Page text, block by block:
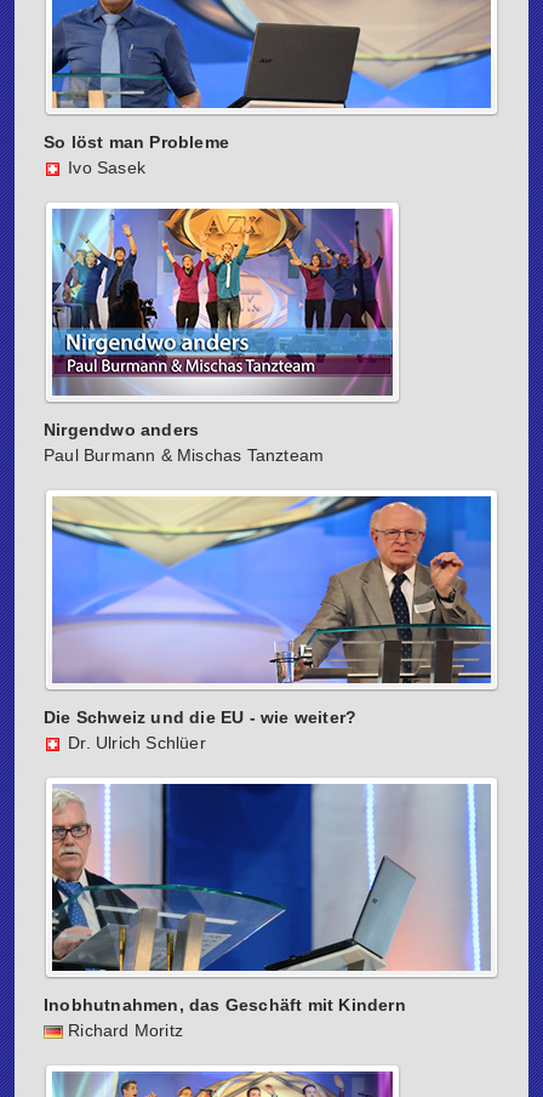
So löst man Probleme
Ivo Sasek
Nirgendwo anders
Paul Burmann & Mischas Tanzteam
Die Schweiz und die EU - wie weiter?
Dr. Ulrich Schlüer
Inobhutnahmen, das Geschäft mit Kindern
Richard Moritz